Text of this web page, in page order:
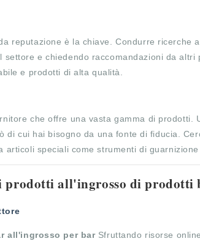
reputazione è la chiave. Condurre ricerche
e chiedendo raccomandazioni da
e prodotti di alta qualità.
che offre una vasta gamma di
di cui hai bisogno da una fonte di fiducia.
articoli speciali come strumenti di guarnizione
prodotti all'ingrosso di
all'ingrosso per bar Sfruttando risorse